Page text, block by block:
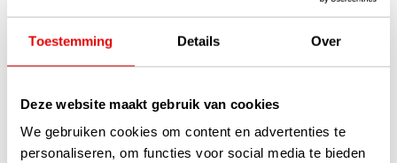
Toestemming Details Over
Deze website maakt gebruik van cookies
We gebruiken cookies om content en advertenties te
personaliseren, om functies voor social media te bieden
€309,00 €219,00
Seite 1 von 1